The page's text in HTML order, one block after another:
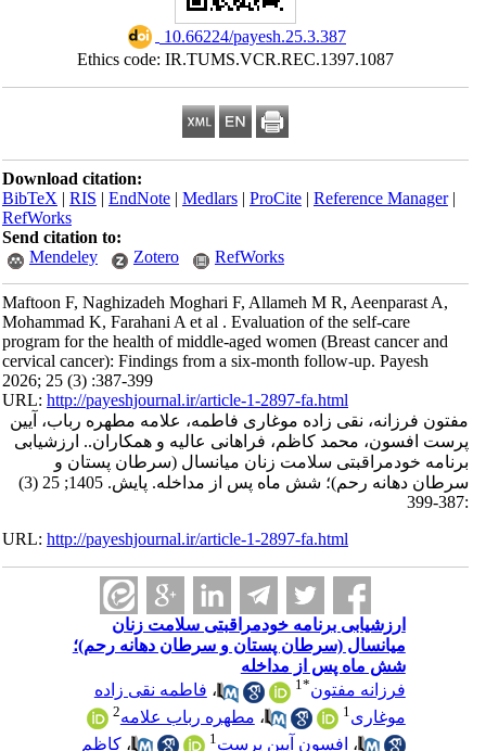
‎ 10.66224/payesh.25.3.387
Ethics code: IR.TUMS.VCR.REC.1397.1087
Download citation:
BibTeX|RIS|EndNote|Medlars|ProCite|Reference Manager
RefWorks
Send citation to:
Mendeley
Zotero RefWorks
Maftoon F, Naghizadeh Moghari F, Allameh M R, Aeenparast A,
Mohammad K, Farahani A et al . Evaluation of the self-care
program for the health of middle-aged women (Breast cancer and
cervical cancer): Findings from a six-month follow-up. Payesh
2026; 25 (3) :387-399
URL:http://payeshjournal.ir/article-1-2897-fa.html
مفتون فرزانه، نقی زاده موغاری فاطمه، علامه مطهره رباب، آیین
پرست افسون، محمد کاظم، فراهانی عالیه و همکاران.. ارزشیابی
برنامه خودمراقبتی سلامت زنان میانسال (سرطان پستان و
سرطان دهانه رحم)؛ شش ماه پس از مداخله. پایش. 1405; 25 (3)
URL:http://payeshjournal.ir/article-1-2897-fa.html
ارزشیابی برنامه خودمراقبتی سلامت زنان
میانسال (سرطان پستان و سرطان دهانه رحم)؛
شش ماه پس از مداخله
فرزانه مفتون *
1 ،فاطمه نقی زاده
موغاری
،مطهره رباب علامه
،افسون آیین پرست ،کاظم